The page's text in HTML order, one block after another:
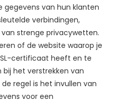
gegevens van hun klanten
verbindingen,
strenge privacywetten.
of de website waarop je
certificaat heeft en te
het verstrekken van
regel is het invullen van
voor een